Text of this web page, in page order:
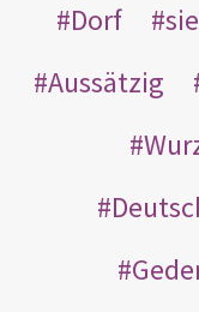
Dorf
Aussätzig